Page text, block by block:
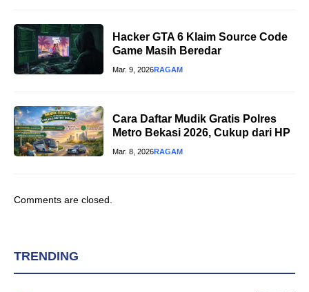
Hacker GTA 6 Klaim Source Code
Game Masih Beredar
Mar. 9, 2026RAGAM
Cara Daftar Mudik Gratis Polres
Metro Bekasi 2026, Cukup dari HP
Mar. 8, 2026RAGAM
Comments are closed.
TRENDING